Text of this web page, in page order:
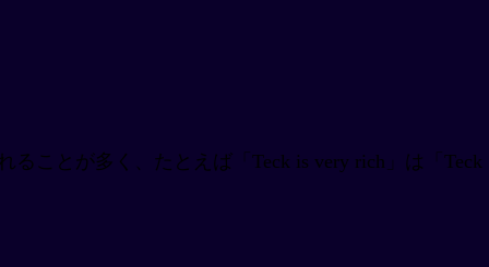
ることが多く、たとえば「Teck is very rich」は「Teck